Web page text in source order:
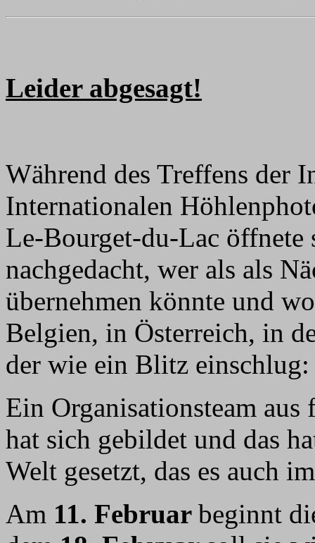
Leider abgesagt!
Während des Treffens der
Internationalen
Le-Bourget-du-Lac öffnete
nachgedacht, wer als als
übernehmen könnte und
Belgien, in Österreich, in
der wie ein Blitz einschlug:
Ein Organisationsteam
hat sich gebildet und das
Welt gesetzt, das es auch
Am 11. Februar beginnt